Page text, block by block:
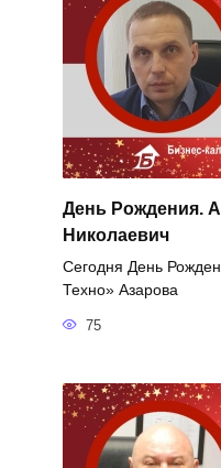
День Рождения.
Николаевич
Сегодня День
Техно» Азарова
75